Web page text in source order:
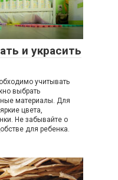
и украсить
учитывать
выбрать
материалы. Для
цвета,
Не забывайте о
для ребенка.